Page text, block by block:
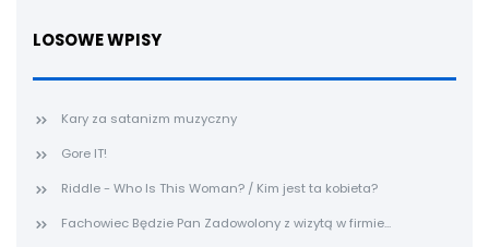
LOSOWE WPISY
Kary za satanizm muzyczny
Gore IT!
Riddle - Who Is This Woman? / Kim jest ta kobieta?
Fachowiec Będzie Pan Zadowolony z wizytą w firmie...